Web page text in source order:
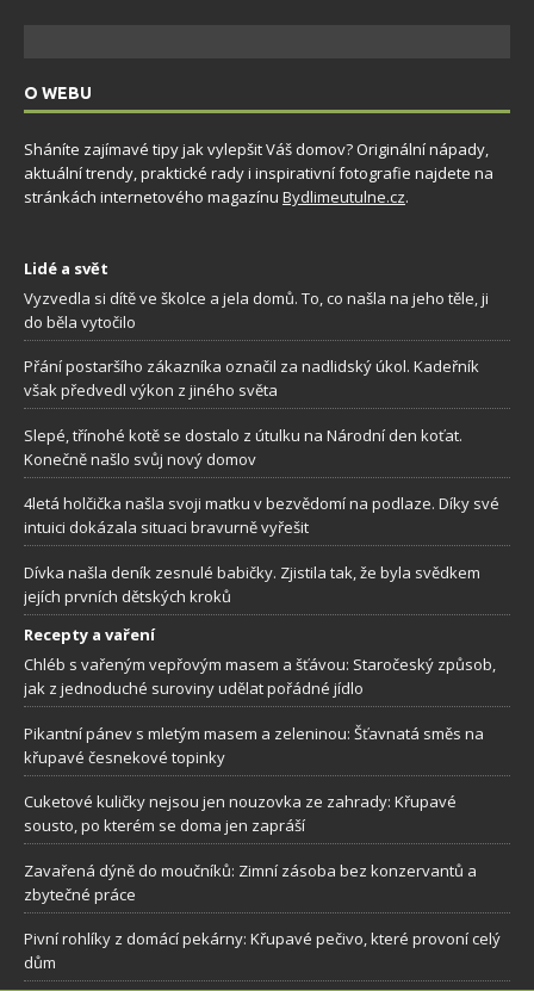
O WEBU
Sháníte zajímavé tipy jak vylepšit Váš domov? Originální nápady,
aktuální trendy, praktické rady i inspirativní fotografie najdete na
stránkách internetového magazínu Bydlimeutulne.cz.
Lidé a svět
Vyzvedla si dítě ve školce a jela domů. To, co našla na jeho těle, ji
do běla vytočilo
Přání postaršího zákazníka označil za nadlidský úkol. Kadeřník
však předvedl výkon z jiného světa
Slepé, třínohé kotě se dostalo z útulku na Národní den koťat.
Konečně našlo svůj nový domov
4letá holčička našla svoji matku v bezvědomí na podlaze. Díky své
intuici dokázala situaci bravurně vyřešit
Dívka našla deník zesnulé babičky. Zjistila tak, že byla svědkem
jejích prvních dětských kroků
Recepty a vaření
Chléb s vařeným vepřovým masem a šťávou: Staročeský způsob,
jak z jednoduché suroviny udělat pořádné jídlo
Pikantní pánev s mletým masem a zeleninou: Šťavnatá směs na
křupavé česnekové topinky
Cuketové kuličky nejsou jen nouzovka ze zahrady: Křupavé
sousto, po kterém se doma jen zapráší
Zavařená dýně do moučníků: Zimní zásoba bez konzervantů a
zbytečné práce
Pivní rohlíky z domácí pekárny: Křupavé pečivo, které provoní celý
dům